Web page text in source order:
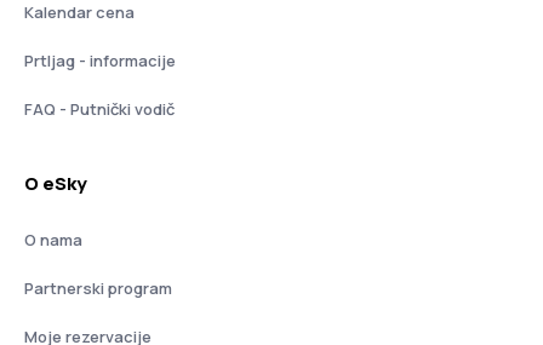
Kalendar cena
Prtljag - informacije
FAQ - Putnički vodič
O eSky
O nama
Partnerski program
Moje rezervacije